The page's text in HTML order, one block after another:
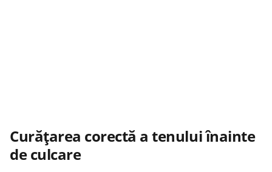
Curățarea corectă a tenului înainte
de culcare